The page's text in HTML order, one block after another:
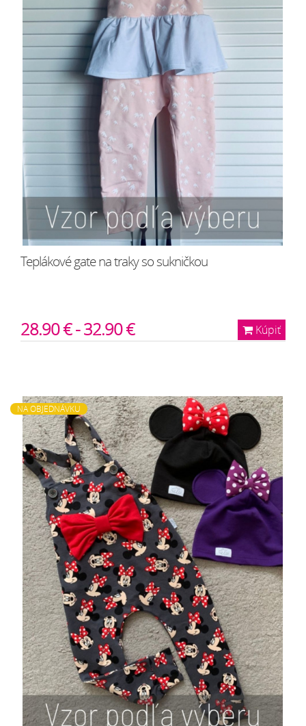
Teplákové gate na traky so sukničkou
Kúpiť
28.90 € - 32.90 €
NA OBJEDNÁVKU